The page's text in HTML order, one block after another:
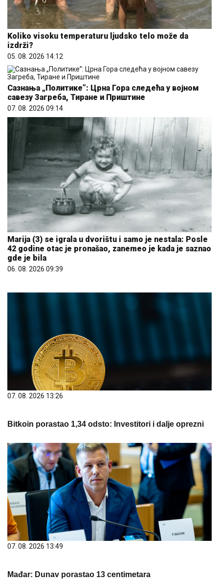
Koliko visoku temperaturu ljudsko telo može da
izdrži?
05. 08. 2026 14:12
Сазнања „Политике”: Црна Гора следећа у војном
савезу Загреба, Тиране и Приштине
07. 08. 2026 09:14
Marija (3) se igrala u dvorištu i samo je nestala: Posle
42 godine otac je pronašao, zanemeo je kada je saznao
gde je bila
06. 08. 2026 09:39
07. 08. 2026 13:26
Bitkoin porastao 1,34 odsto: Investitori i dalje oprezni
07. 08. 2026 13:49
Mađar: Dunav porastao 13 centimetara